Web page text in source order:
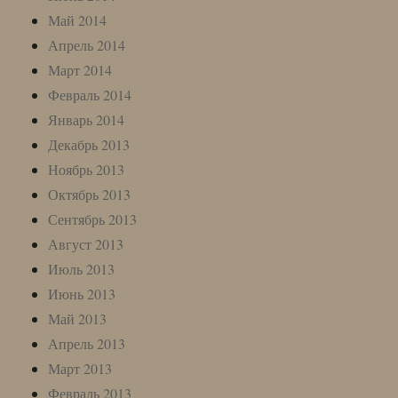
Май 2014
Апрель 2014
Март 2014
Февраль 2014
Январь 2014
Декабрь 2013
Ноябрь 2013
Октябрь 2013
Сентябрь 2013
Август 2013
Июль 2013
Июнь 2013
Май 2013
Апрель 2013
Март 2013
Февраль 2013